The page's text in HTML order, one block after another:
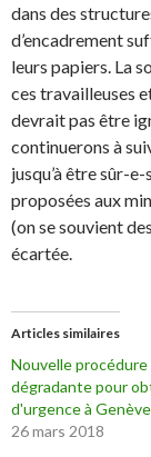
dans des
d’encadrement
leurs papiers. La
ces travailleuses
devrait pas être
continuerons à
jusqu’à être sûr-
proposées aux
(on se souvient
écartée.
Articles similaires
Nouvelle procédure
dégradante pour
d'urgence à Genève
26 mars 2018